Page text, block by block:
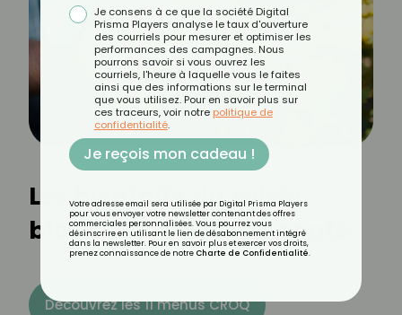
Les bienfaits du raisin
blanc : un trésor de santé
Découvrez les 11 menus CROQ
Je consens à ce que la société Digital
Prisma Players analyse le taux d'ouverture
des courriels pour mesurer et optimiser les
performances des campagnes. Nous
pourrons savoir si vous ouvrez les
courriels, l'heure à laquelle vous le faites
ainsi que des informations sur le terminal
que vous utilisez. Pour en savoir plus sur
ces traceurs, voir notre politique de
confidentialité.
Je reçois mon cadeau !
Votre adresse email sera utilisée par Digital Prisma Players
pour vous envoyer votre newsletter contenant des offres
commerciales personnalisées. Vous pourrez vous
désinscrire en utilisant le lien de désabonnement intégré
dans la newsletter. Pour en savoir plus et exercer vos droits,
prenez connaissance de notre Charte de Confidentialité.